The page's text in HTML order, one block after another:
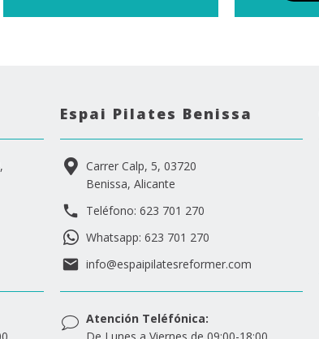
Espai Pilates Benissa
Carrer Calp, 5, 03720
Benissa, Alicante
Teléfono: 623 701 270
Whatsapp: 623 701 270
info@espaipilatesreformer.com
Atención Teléfónica: